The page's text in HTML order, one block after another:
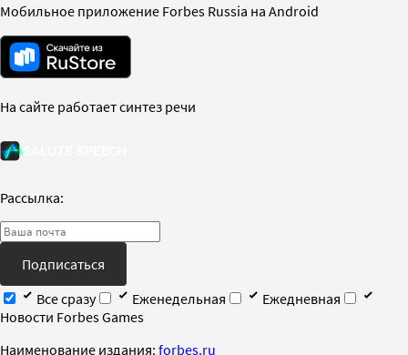
Мобильное приложение Forbes Russia на Android
На сайте работает синтез речи
Рассылка:
Подписаться
Все сразу
Еженедельная
Ежедневная
Новости Forbes Games
Наименование издания: forbes.ru